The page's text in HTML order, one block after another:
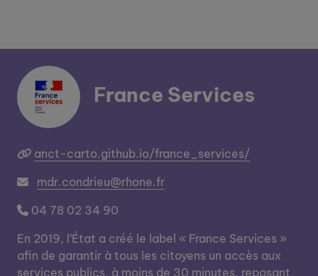
France Services
anct-carto.github.io/france_services/
mdr.condrieu@rhone.fr
04 78 02 34 90
En 2019, l’État a créé le label « France Services »
afin de garantir à tous les citoyens un accès aux
services publics, à moins de 30 minutes, reposant